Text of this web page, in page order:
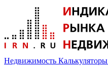
Недвижимость Калькуляторы